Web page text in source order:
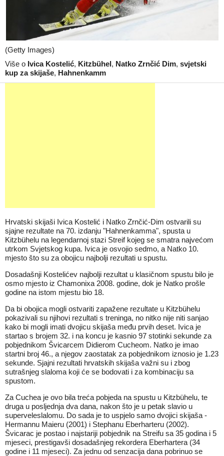
(Getty Images)
Više o Ivica Kostelić, Kitzbühel, Natko Zrnčić Dim, svjetski
kup za skijaše, Hahnenkamm
Hrvatski skijaši Ivica Kostelić i Natko Zrnčić-Dim ostvarili su
sjajne rezultate na 70. izdanju "Hahnenkamma", spusta u
Kitzbühelu na legendarnoj stazi Streif kojeg se smatra najvećom
utrkom Svjetskog kupa. Ivica je osvojio sedmo, a Natko 10.
mjesto što su za obojicu najbolji rezultati u spustu.
Dosadašnji Kostelićev najbolji rezultat u klasičnom spustu bilo je
osmo mjesto iz Chamonixa 2008. godine, dok je Natko prošle
godine na istom mjestu bio 18.
Da bi obojica mogli ostvariti zapažene rezultate u Kitzbühelu
pokazivali su njihovi rezultati s treninga, no nitko nije niti sanjao
kako bi mogli imati dvojicu skijaša među prvih deset. Ivica je
startao s brojem 32. i na koncu je kasnio 97 stotinki sekunde za
pobjednikom Švicarcem Didierom Cucheom. Natko je imao
startni broj 46., a njegov zaostatak za pobjednikom iznosio je 1.23
sekunde. Sjajni rezultati hrvatskih skijaša važni su i zbog
sutrašnjeg slaloma koji će se bodovati i za kombinaciju sa
spustom.
Za Cuchea je ovo bila treća pobjeda na spustu u Kitzbühelu, te
druga u posljednja dva dana, nakon što je u petak slavio u
superveleslalomu. Do sada je to uspjelo samo dvojici skijaša -
Hermannu Maieru (2001) i Stephanu Eberharteru (2002).
Švicarac je postao i najstariji pobjednik na Streifu sa 35 godina i 5
mjeseci, prestigavši dosadašnjeg rekordera Eberhartera (34
godine i 11 mjeseci). Za jednu od senzacija dana pobrinuo se